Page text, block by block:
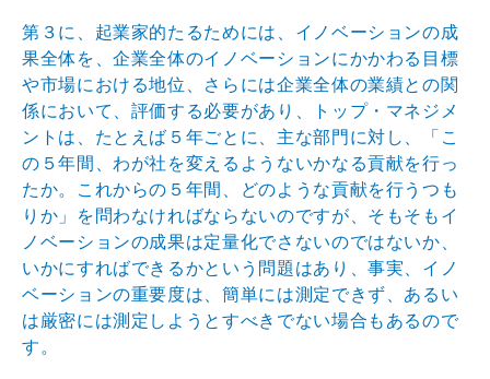
第３に、起業家的たるためには、イノベーションの成
果全体を、企業全体のイノベーションにかかわる目標
や市場に おける地位、さらには企業全体の業績との関
係において、 評価する必要があり、トップ・マネジメ
ントは、たとえば ５年ごとに、主な部門に対し、「こ
の５年間、わが社を変えるようないかなる貢献を行っ
たか。これからの５年間、
どのような貢献を行うつも
りか」を問わなければならないのですが、そもそもイ
ノベーションの成果は定量化でさないのではないか、
いかにすればできるかという問題はあり
、事実、イノ
ベーションの重要度は、簡単には測定できず 、あるい
は厳密には測定しようとすべきでない場合もあるので
す。